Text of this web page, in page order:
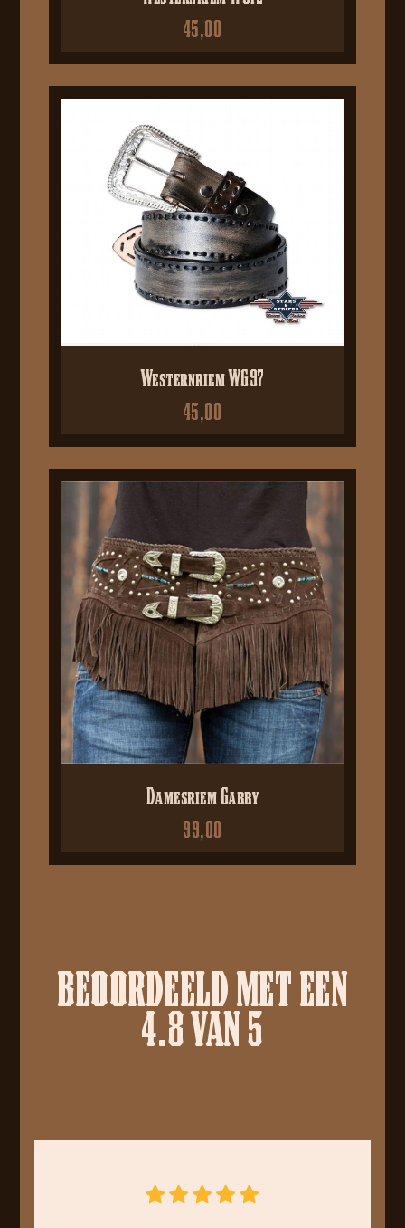
45,00
Westernriem WG97
45,00
Damesriem Gabby
99,00
BEOORDEELD MET EEN
4.8 VAN 5